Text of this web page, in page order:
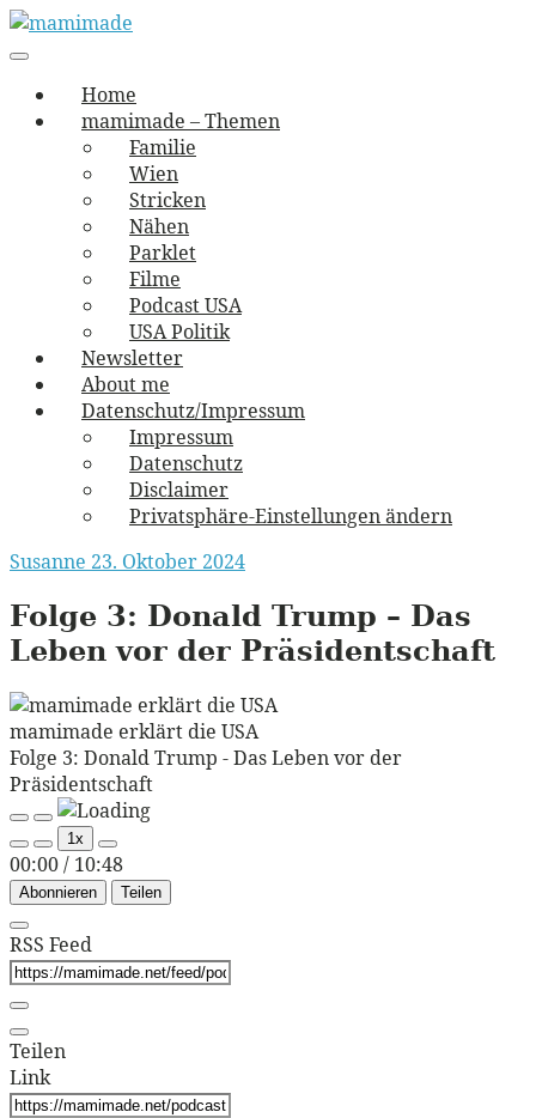
Skip
to
mamimade
vernäht und zugetextet
navigation
Menu
Home
mamimade – Themen
Familie
Wien
Stricken
Nähen
Parklet
Filme
Podcast USA
USA Politik
Newsletter
About me
Datenschutz/Impressum
Impressum
Datenschutz
Disclaimer
Privatsphäre-Einstellungen ändern
Susanne 23. Oktober 2024
Folge 3: Donald Trump – Das
Leben vor der Präsidentschaft
mamimade erklärt die USA
Folge 3: Donald Trump - Das Leben vor der
Präsidentschaft
Play
Episode
Pause
Episode
1x
00:00/ 10:48
Abonnieren Teilen
RSS Feed
Teilen
Link